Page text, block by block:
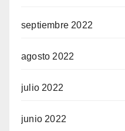
septiembre 2022
agosto 2022
julio 2022
junio 2022